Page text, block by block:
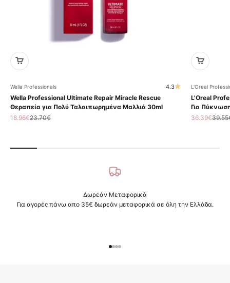
Wella Professionals 4.3
Wella Professional Ultimate Repair Miracle Rescue
Θεραπεία για Πολύ Ταλαιπωρημένα Μαλλιά 30ml
Τιμή πώλησης
18.96€Κανονική τιμή
23.70€
L'Oreal
L'Oreal
Για
Τιμή
36.39€
Δωρεάν Μεταφορικά
Για αγορές πάνω απο 35€ δωρεάν μεταφορικά σε όλη την Ελλάδα.